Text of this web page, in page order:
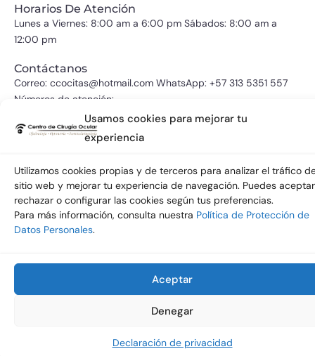
Usamos cookies para mejorar tu
experiencia
Utilizamos cookies propias y de terceros para analizar el tráfico
sitio web y mejorar tu experiencia de navegación. Puedes
rechazar o configurar las cookies según tus preferencias.
Para más información, consulta nuestra Política de Protección de
Datos Personales.
Aceptar
Denegar
Declaración de privacidad
Horarios De Atención
Lunes a Viernes: 8:00 am a 6:00 pm Sábados: 8:00 am a
12:00 pm
Contáctanos
Correo: ccocitas@hotmail.com WhatsApp: +57 313 5351 557
Números de atención:
435 8098 - 435 8054
Atencion al usuario